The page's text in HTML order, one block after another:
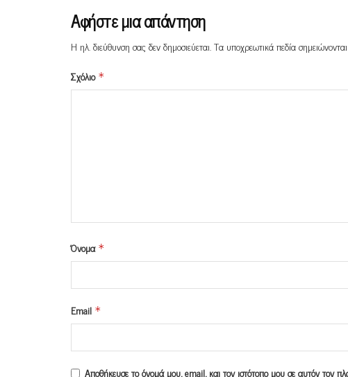
Αφήστε μια απάντηση
Η ηλ. διεύθυνση σας δεν δημοσιεύεται.Τα υποχρεωτικά πεδία
Σχόλιο *
Όνομα *
Email *
Αποθήκευσε το όνομά μου, email, και τον ιστότοπο μου σε αυτόν τον